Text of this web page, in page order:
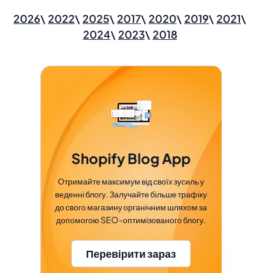
2026 2022 2025 2017 2020 2019
2021
2024
2023 2018
Shopify Blog App
Отримайте максимум від своїх зусиль у
веденні блогу. Залучайте більше трафіку
до свого магазину органічним шляхом за
допомогою SEO-оптимізованого блогу.
Перевірити зараз